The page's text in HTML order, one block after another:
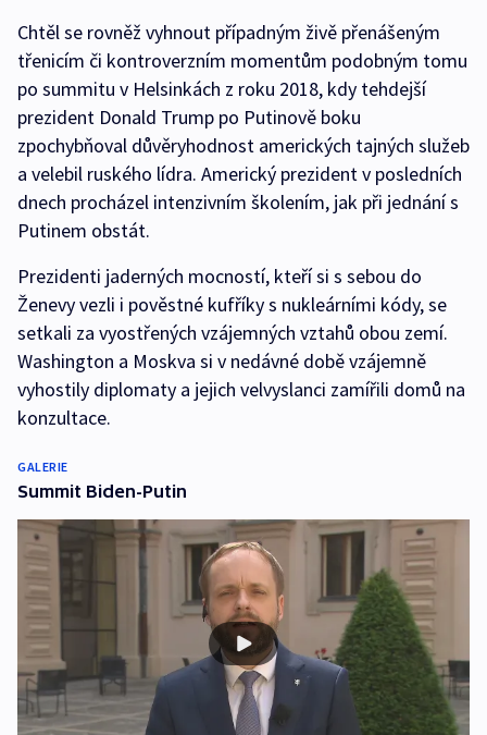
Chtěl se rovněž vyhnout případným živě přenášeným
třenicím či kontroverzním momentům podobným tomu
po summitu v Helsinkách z roku 2018, kdy tehdejší
prezident Donald Trump po Putinově boku
zpochybňoval důvěryhodnost amerických tajných služeb
a velebil ruského lídra. Americký prezident v posledních
dnech procházel intenzivním školením, jak při jednání s
Putinem obstát.
Prezidenti jaderných mocností, kteří si s sebou do
Ženevy vezli i pověstné kufříky s nukleárními kódy, se
setkali za vyostřených vzájemných vztahů obou zemí.
Washington a Moskva si v nedávné době vzájemně
vyhostily diplomaty a jejich velvyslanci zamířili domů na
konzultace.
GALERIE
Summit Biden-Putin